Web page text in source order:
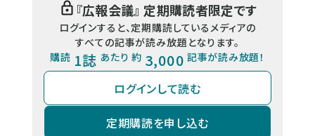
『広報会議』 定期購読者限定です
ログインすると、定期購読しているメディアの
すべての記事が読み放題となります。
購読 1誌 あたり 約 3,000 記事が読み放題！
ログインして読む
定期購読を申し込む